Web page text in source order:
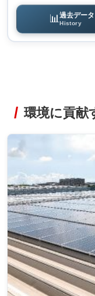
📊過去データ
History
環境に貢献